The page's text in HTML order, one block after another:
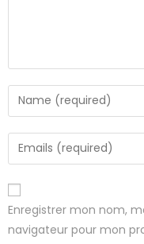
Enregistrer mon nom,
navigateur pour mon